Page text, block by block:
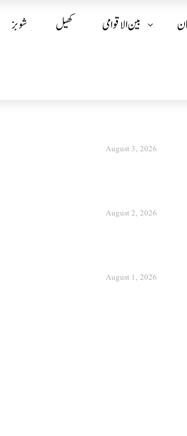
شوبز کھیل بین الا قوامی
August 3, 2026
August 2, 2026
August 1, 2026